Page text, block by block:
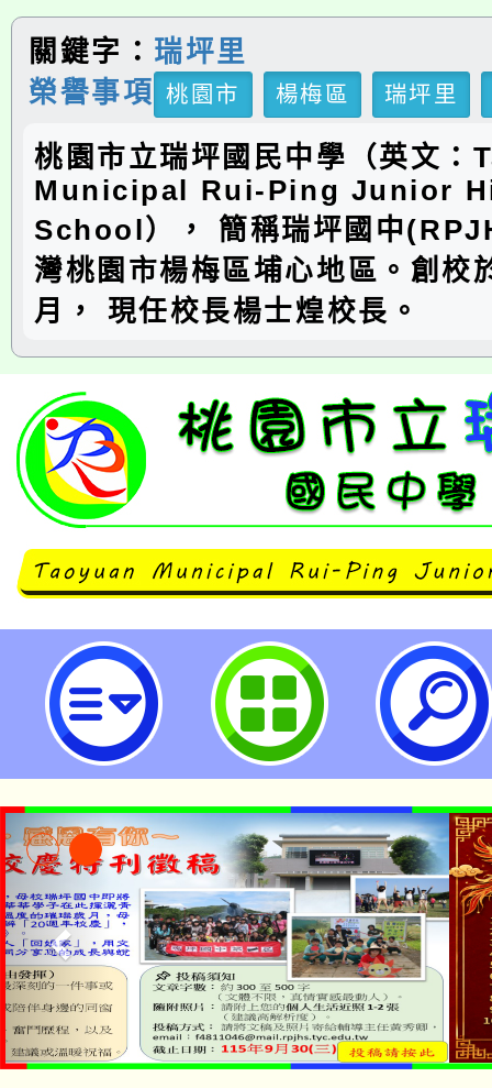
關鍵字： 瑞坪里
榮譽事項
桃園市 楊梅區 瑞坪里
桃園市立瑞坪國民中學（英文：
Municipal Rui-Ping Junior
School）， 簡稱瑞坪國中
灣桃園市楊梅區埔心地區。創校
月， 現任校長楊士煌校長。
neilrpjhstyc網站設計者：徐嘉
公告本校115學年度第